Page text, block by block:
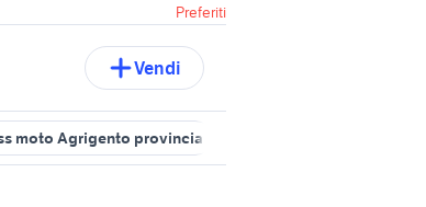
Preferiti
Vendi
moto Agrigento provincia